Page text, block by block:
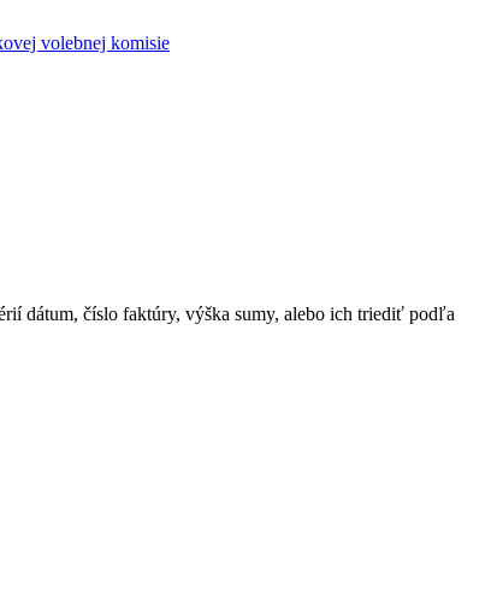
volebnej komisie
dátum, číslo faktúry, výška sumy, alebo ich triediť podľa